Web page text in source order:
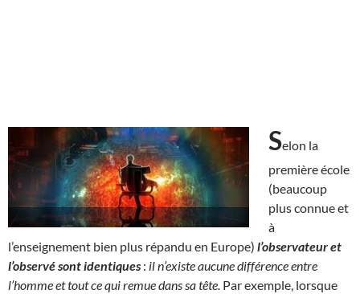
Selon la
première école
(beaucoup
plus connue et
à
l’enseignement bien plus répandu en Europe) l’observateur et
l’observé sont identiques : il n’existe aucune différence entre
l’homme et tout ce qui remue dans sa tête. Par exemple, lorsque